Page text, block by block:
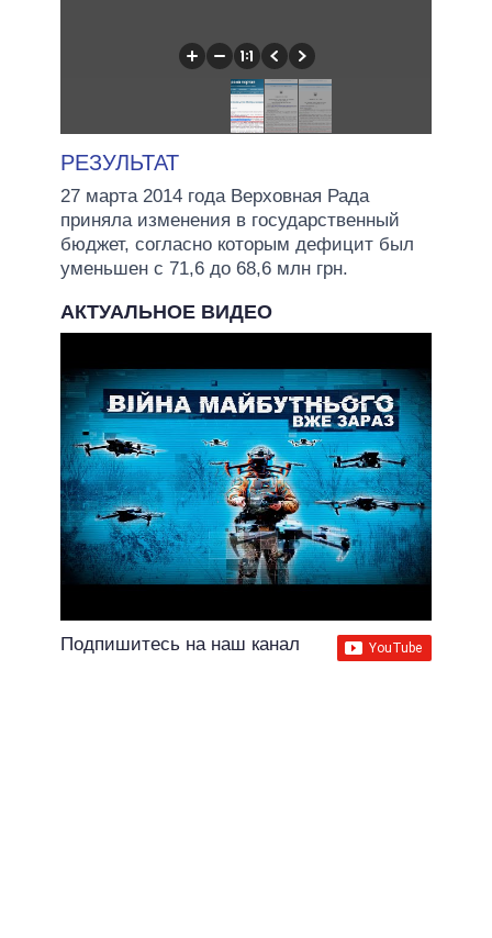
РЕЗУЛЬТАТ
27 марта 2014 года Верховная Рада
приняла изменения в государственный
бюджет, согласно которым дефицит был
уменьшен с 71,6 до 68,6 млн грн.
АКТУАЛЬНОЕ ВИДЕО
Подпишитесь на наш канал